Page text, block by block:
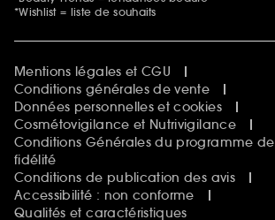
*Wishlist = liste de souhaits
Mentions légales et CGU
Conditions générales de vente
Données personnelles et cookies
Cosmétovigilance et Nutrivigilance
Conditions Générales du programme de
fidélité
Conditions de publication des avis
Accessibilité : non conforme
Qualités et caractéristiques